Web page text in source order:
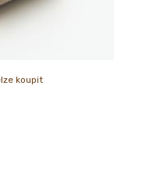
koupit